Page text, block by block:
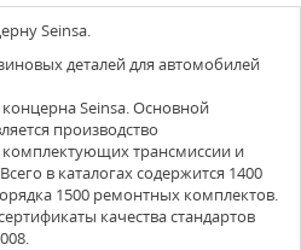
Seinsa.
деталей для автомобилей
Seinsa. Основной
производство
трансмиссии и
в каталогах содержится 1400
1500 ремонтных комплектов.
качества стандартов